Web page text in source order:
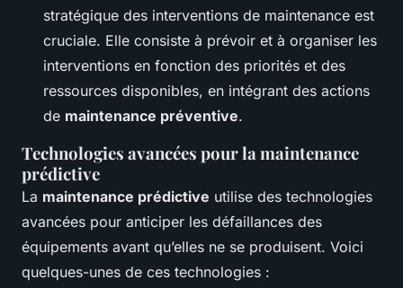
stratégique des interventions de maintenance est
cruciale. Elle consiste à prévoir et à organiser les
interventions en fonction des priorités et des
ressources disponibles, en intégrant des actions
de maintenance préventive.
Technologies avancées pour la maintenance
prédictive
La maintenance prédictive utilise des technologies
avancées pour anticiper les défaillances des
équipements avant qu’elles ne se produisent. Voici
quelques-unes de ces technologies :